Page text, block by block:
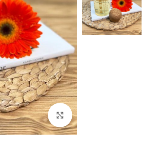
بزرگنمایی تصویر